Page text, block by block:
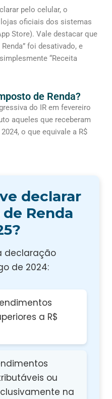
pelo celular, o
oficiais dos sistemas
Store). Vale destacar que
foi desativado, e
“Receita
de Renda?
do IR em fevereiro
aqueles que receberam
o que equivale a R$
declarar
Renda
declaração
de 2024:
a R$
ou
na